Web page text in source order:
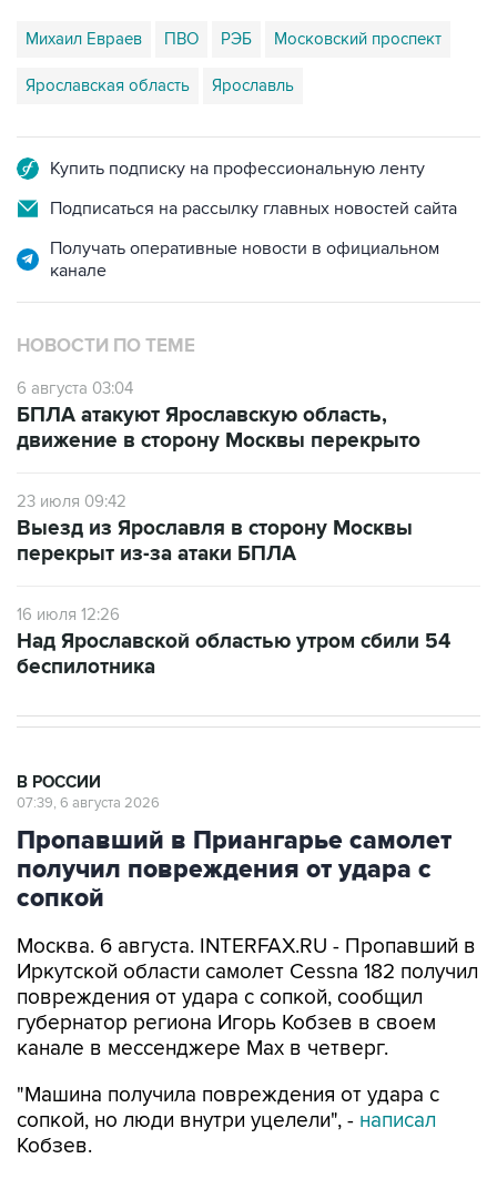
Михаил Евраев ПВО РЭБ Московский проспект
Ярославская область Ярославль
Купить подписку на профессиональную ленту
Подписаться на рассылку главных новостей сайта
Получать оперативные новости в официальном
канале
НОВОСТИ ПО ТЕМЕ
6 августа 03:04
БПЛА атакуют Ярославскую область,
движение в сторону Москвы перекрыто
23 июля 09:42
Выезд из Ярославля в сторону Москвы
перекрыт из-за атаки БПЛА
16 июля 12:26
Над Ярославской областью утром сбили 54
беспилотника
В РОССИИ
07:39, 6 августа 2026
Пропавший в Приангарье самолет
получил повреждения от удара с
сопкой
Москва. 6 августа. INTERFAX.RU - Пропавший в
Иркутской области самолет Cessna 182 получил
повреждения от удара с сопкой, сообщил
губернатор региона Игорь Кобзев в своем
канале в мессенджере Мах в четверг.
"Машина получила повреждения от удара с
сопкой, но люди внутри уцелели", - написал
Кобзев.